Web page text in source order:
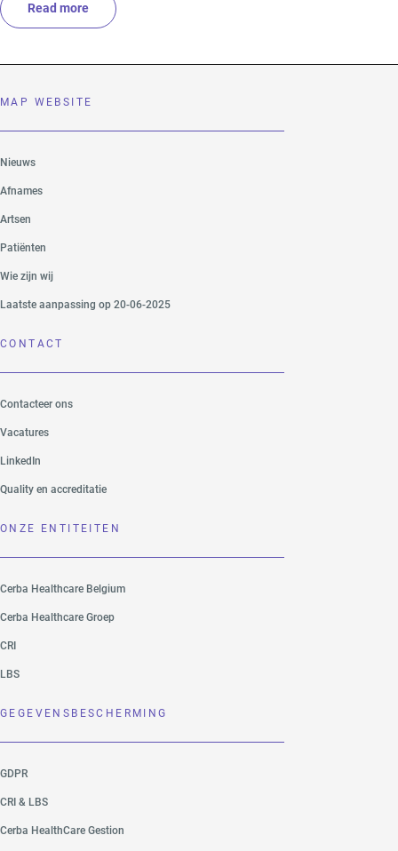
Read more about Wat doet de kwaliteitsafdeling van het
MAP WEBSITE
Nieuws
Afnames
Artsen
Patiënten
Wie zijn wij
Laatste aanpassing op 20-06-2025
CONTACT
Contacteer ons
Vacatures
LinkedIn
Quality en accreditatie
ONZE ENTITEITEN
Cerba Healthcare Belgium
Cerba Healthcare Groep
CRI
LBS
GEGEVENSBESCHERMING
GDPR
CRI & LBS
Cerba HealthCare Gestion